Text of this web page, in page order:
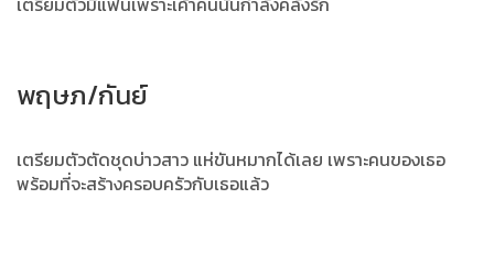
พฤษภ/กันย์
เตรียมตัวตัดชุดบ่าวสาว แห่ขันหมากได้เลย เพราะคนของเธอ
พร้อมที่จะสร้างครอบครัวกับเธอแล้ว